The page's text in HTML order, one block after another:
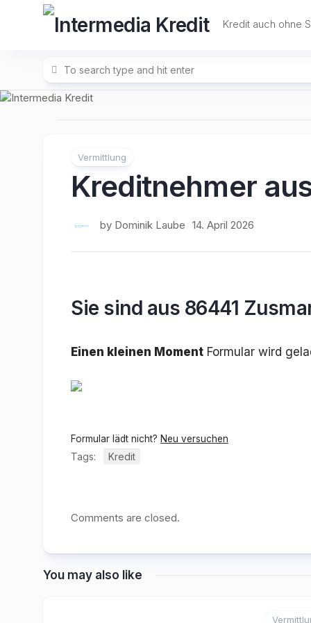
Kredit auch ohne
Vermittlung
Kreditnehmer
by Dominik Laube 14. April 2026
Sie sind aus 86441
Einen kleinen Moment Formular wird
Formular lädt nicht? Neu versuchen
Tags: Kredit
Comments are closed.
You may also like